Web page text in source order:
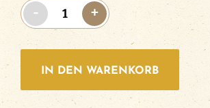
+
-
Riegele
Leichte
Weisse
12x0.5l
Menge
IN DEN WARENKORB